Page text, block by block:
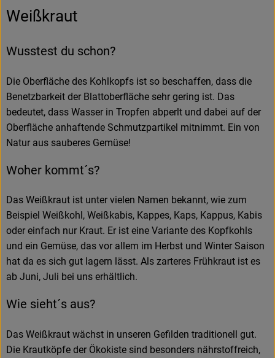
Weißkraut
Wusstest du schon?
Die Oberfläche des Kohlkopfs ist so beschaffen, dass die
Benetzbarkeit der Blattoberfläche sehr gering ist. Das
bedeutet, dass Wasser in Tropfen abperlt und dabei auf der
Oberfläche anhaftende Schmutzpartikel mitnimmt. Ein von
Natur aus sauberes Gemüse!
Woher kommt´s?
Das Weißkraut ist unter vielen Namen bekannt, wie zum
Beispiel Weißkohl, Weißkabis, Kappes, Kaps, Kappus, Kabis
oder einfach nur Kraut. Er ist eine Variante des Kopfkohls
und ein Gemüse, das vor allem im Herbst und Winter Saison
hat da es sich gut lagern lässt. Als zarteres Frühkraut ist es
ab Juni, Juli bei uns erhältlich.
Wie sieht´s aus?
Das Weißkraut wächst in unseren Gefilden traditionell gut.
Die Krautköpfe der Ökokiste sind besonders nährstoffreich,